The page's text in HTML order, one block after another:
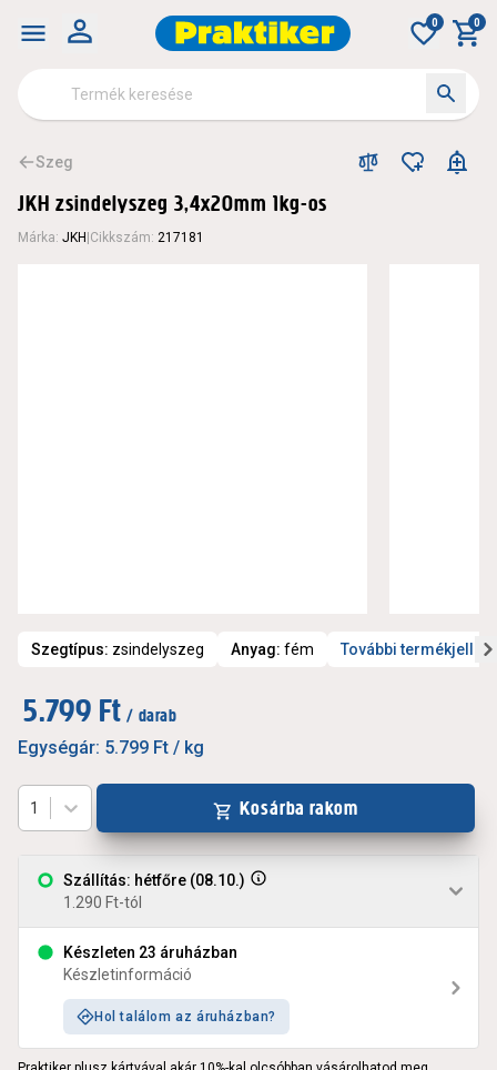
0 0
Szeg
JKH zsindelyszeg 3,4x20mm 1kg-os
Márka: JKH Cikkszám: 217181
Szegtípus: zsindelyszeg Anyag: fém További
5.799 Ft / darab
Egységár: 5.799 Ft / kg
Szállítás: hétfőre (08.10.)
1.290 Ft-tól
Készleten 23 áruházban
Készletinformáció
Hol találom az áruházban?
1 Kosárba rakom